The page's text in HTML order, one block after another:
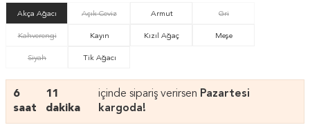
Akça Ağacı Açık Ceviz Armut Gri
Kahverengi Kayın Kızıl Ağaç Meşe
Siyah Tik Ağacı
6
saat
11
dakika
içinde sipariş verirsen Pazartesi
kargoda!